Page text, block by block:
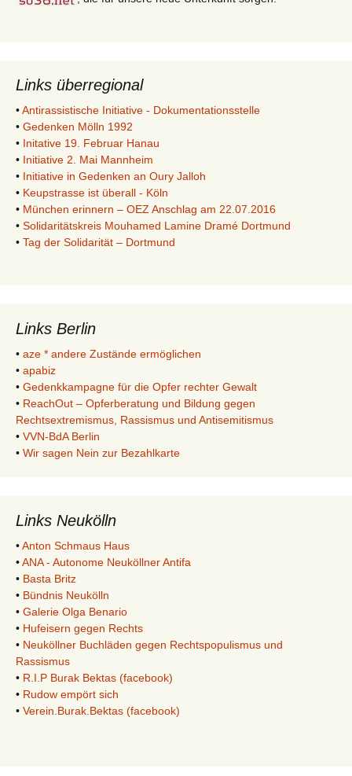
Links überregional
•Antirassistische Initiative - Dokumentationsstelle
• Gedenken Mölln 1992
• Initative 19. Februar Hanau
• Initiative 2. Mai Mannheim
• Initiative in Gedenken an Oury Jalloh
• Keupstrasse ist überall - Köln
• München erinnern – OEZ Anschlag am 22.07.2016
• Solidaritätskreis Mouhamed Lamine Dramé Dortmund
• Tag der Solidarität – Dortmund
Links Berlin
• aze * andere Zustände ermöglichen
• apabiz
• Gedenkkampagne für die Opfer rechter Gewalt
• ReachOut – Opferberatung und Bildung gegen
Rechtsextremismus, Rassismus und Antisemitismus
• VVN-BdA Berlin
• Wir sagen Nein zur Bezahlkarte
Links Neukölln
•Anton Schmaus Haus
•ANA - Autonome Neuköllner Antifa
• Basta Britz
• Bündnis Neukölln
• Galerie Olga Benario
• Hufeisern gegen Rechts
• Neuköllner Buchläden gegen Rechtspopulismus und
Rassismus
• R.I.P Burak Bektas (facebook)
• Rudow empört sich
• Verein.Burak.Bektas (facebook)